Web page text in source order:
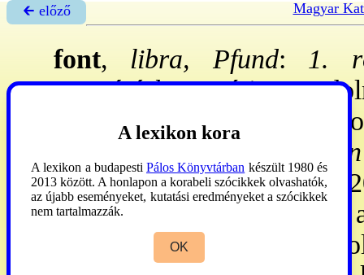
🡰 előző Magyar
font, libra, Pfund: 1.
SzentírásbanMária
Jézus lábát (
Jn 12,3
);
ul: 1404. Orsz. mérték.
alegysége közül a bécsi ~
kg, a budai 0,49 kg, a
A lexikon kora
A lexikon a budapesti Pálos Könyvtárban készült 1980 és
2013 között. A honlapon a korabeli szócikkek olvashatók,
az újabb eseményeket, kutatási eredményeket a szócikkek
nem tartalmazzák.
OK